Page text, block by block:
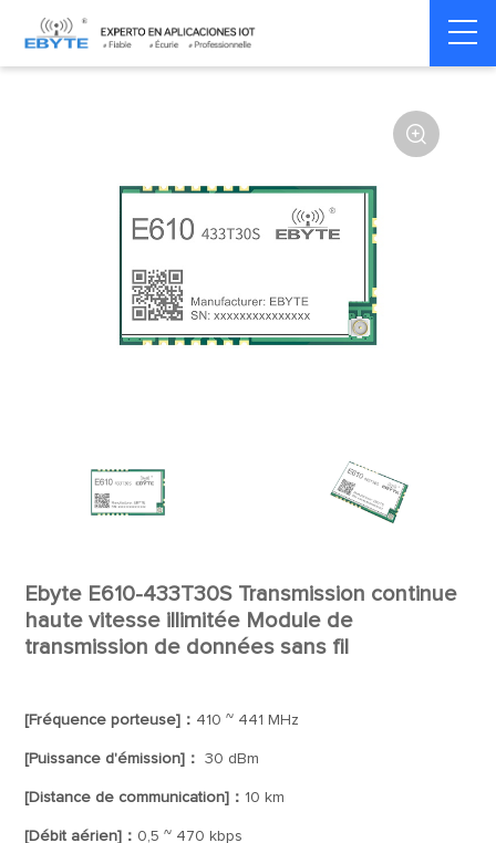
Home > Module > SPI/SOC/UART

Ebyte E610-433T30S Transmission continue
haute vitesse illimitée Module de
transmission de données sans fil
[Fréquence porteuse]： 410 ~ 441 MHz
[Puissance d'émission]： 30 dBm
[Distance de communication]： 10 km
[Débit aérien]： 0,5 ~ 470 kbps